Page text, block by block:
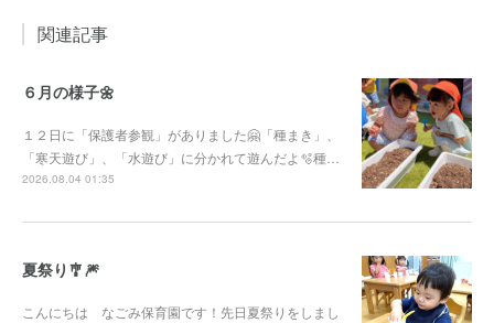
関連記事
６月の様子🌼
１２日に「保護者参観」がありました🤗「種まき」、
「寒天遊び」、「水遊び」に分かれて遊んだよ🫧種…
2026.08.04 01:35
夏祭り🎐🎆
こんにちは なごみ保育園です！先日夏祭りをしまし